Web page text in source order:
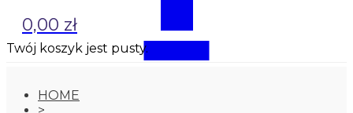
0,00 zł
Twój koszyk jest pusty.
HOME
>